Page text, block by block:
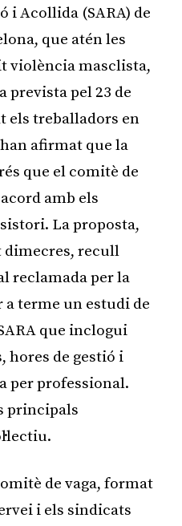
i Acollida (SARA) de
que atén les
violència masclista,
prevista pel 23 de
els treballadors en
afirmat que la
que el comitè de
amb els
La proposta,
dimecres, recull
reclamada per la
terme un estudi de
que inclogui
hores de gestió i
per professional.
principals
de vaga, format
i els sindicats